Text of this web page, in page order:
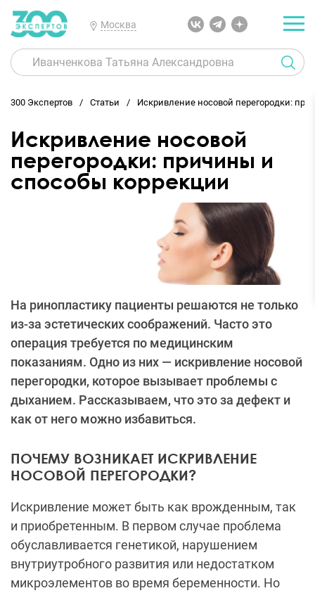
Москва
300 Экспертов Статьи Искривление носовой перегородки:
Искривление носовой
перегородки: причины и
способы коррекции
На ринопластику пациенты решаются не только
из-за эстетических соображений. Часто это
операция требуется по медицинским
показаниям. Одно из них — искривление носовой
перегородки, которое вызывает проблемы с
дыханием. Рассказываем, что это за дефект и
как от него можно избавиться.
ПОЧЕМУ ВОЗНИКАЕТ ИСКРИВЛЕНИЕ
НОСОВОЙ ПЕРЕГОРОДКИ?
Искривление может быть как врожденным, так
и приобретенным. В первом случае проблема
обуславливается генетикой, нарушением
внутриутробного развития или недостатком
микроэлементов во время беременности. Но